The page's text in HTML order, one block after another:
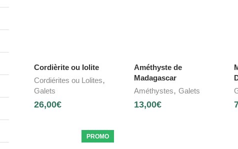
Cordièrite ou Iolite
Cordiérites ou Lolites,
Galets
26,00€
Améthyste de
Madagascar
Améthystes, Galets
13,00€
PROMO